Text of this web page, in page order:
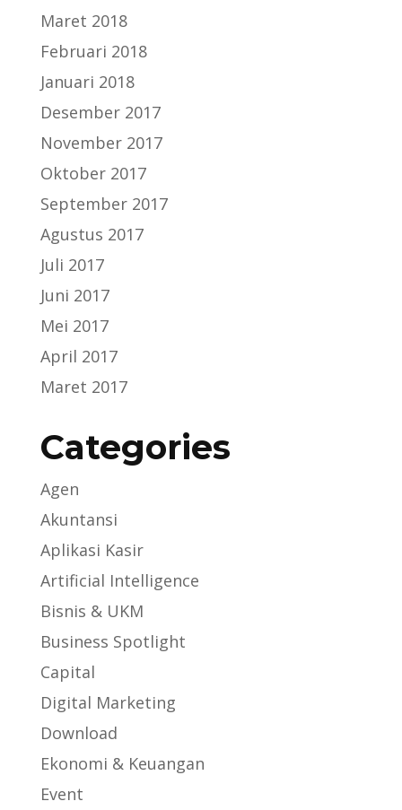
Maret 2018
Februari 2018
Januari 2018
Desember 2017
November 2017
Oktober 2017
September 2017
Agustus 2017
Juli 2017
Juni 2017
Mei 2017
April 2017
Maret 2017
Categories
Agen
Akuntansi
Aplikasi Kasir
Artificial Intelligence
Bisnis & UKM
Business Spotlight
Capital
Digital Marketing
Download
Ekonomi & Keuangan
Event